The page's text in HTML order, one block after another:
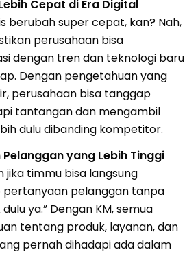
Cepat di Era Digital
berubah super cepat, kan? Nah,
perusahaan bisa
dengan tren dan teknologi baru
Dengan pengetahuan yang
perusahaan bisa tanggap
tantangan dan mengambil
dulu dibanding kompetitor.
yang Lebih Tinggi
jika timmu bisa langsung
pertanyaan pelanggan tanpa
ya.” Dengan KM, semua
tentang produk, layanan, dan
pernah dihadapi ada dalam